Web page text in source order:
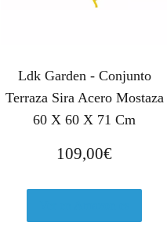
Ldk Garden - Conjunto
Terraza Sira Acero Mostaza
60 X 60 X 71 Cm
109,00€